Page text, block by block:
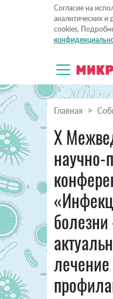
Согласие на
аналитических и
cookies.
Главная
X
научно-